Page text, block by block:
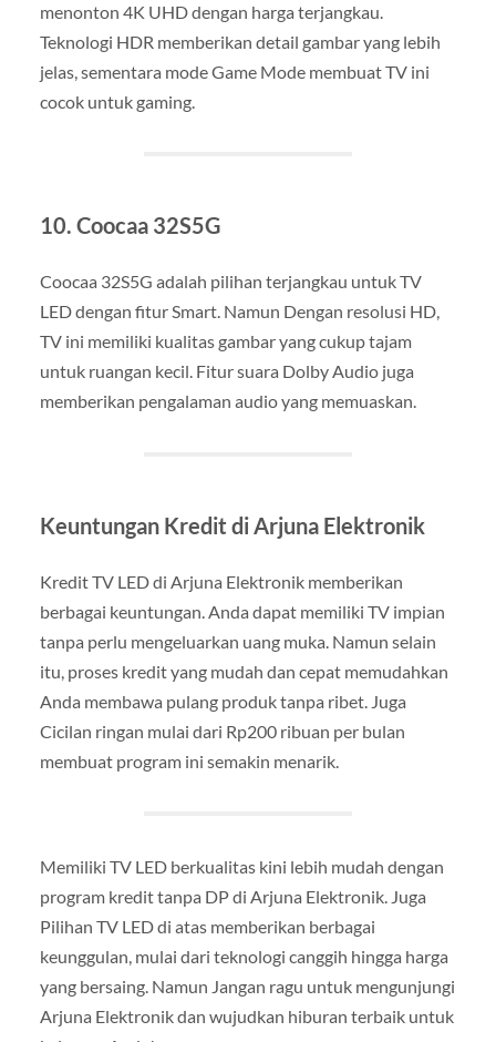
menonton 4K UHD dengan harga terjangkau.
Teknologi HDR memberikan detail gambar yang lebih
jelas, sementara mode Game Mode membuat TV ini
cocok untuk gaming.
10. Coocaa 32S5G
Coocaa 32S5G adalah pilihan terjangkau untuk TV
LED dengan fitur Smart. Namun Dengan resolusi HD,
TV ini memiliki kualitas gambar yang cukup tajam
untuk ruangan kecil. Fitur suara Dolby Audio juga
memberikan pengalaman audio yang memuaskan.
Keuntungan Kredit di Arjuna Elektronik
Kredit TV LED di Arjuna Elektronik memberikan
berbagai keuntungan. Anda dapat memiliki TV impian
tanpa perlu mengeluarkan uang muka. Namun selain
itu, proses kredit yang mudah dan cepat memudahkan
Anda membawa pulang produk tanpa ribet. Juga
Cicilan ringan mulai dari Rp200 ribuan per bulan
membuat program ini semakin menarik.
Memiliki TV LED berkualitas kini lebih mudah dengan
program kredit tanpa DP di Arjuna Elektronik. Juga
Pilihan TV LED di atas memberikan berbagai
keunggulan, mulai dari teknologi canggih hingga harga
yang bersaing. Namun Jangan ragu untuk mengunjungi
Arjuna Elektronik dan wujudkan hiburan terbaik untuk